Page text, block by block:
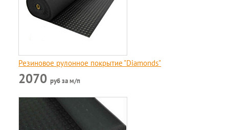
Резиновое рулонное покрытие "Diamonds"
2070руб за м/п